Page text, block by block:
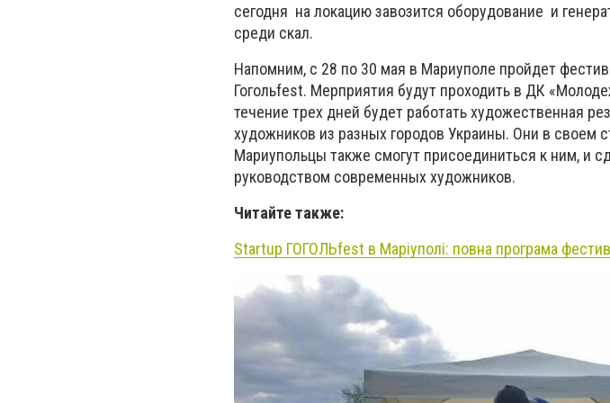
сегодня на локацию завозится оборудование и
среди скал.
Напомним, с 28 по 30 мая в Мариуполе пройдет
Гогольfest. Мерприятия будут проходить в ДК
течение трех дней будет работать художественная
художников из разных городов Украины. Они в своем
Мариупольцы также смогут присоединиться к ним, и
руководством современных художников.
Читайте также:
Startup ГОГОЛЬfest в Маріуполі: повна програма